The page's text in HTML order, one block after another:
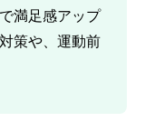
満足感アップ
策や、運動前